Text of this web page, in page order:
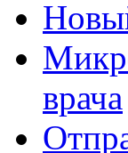
врача